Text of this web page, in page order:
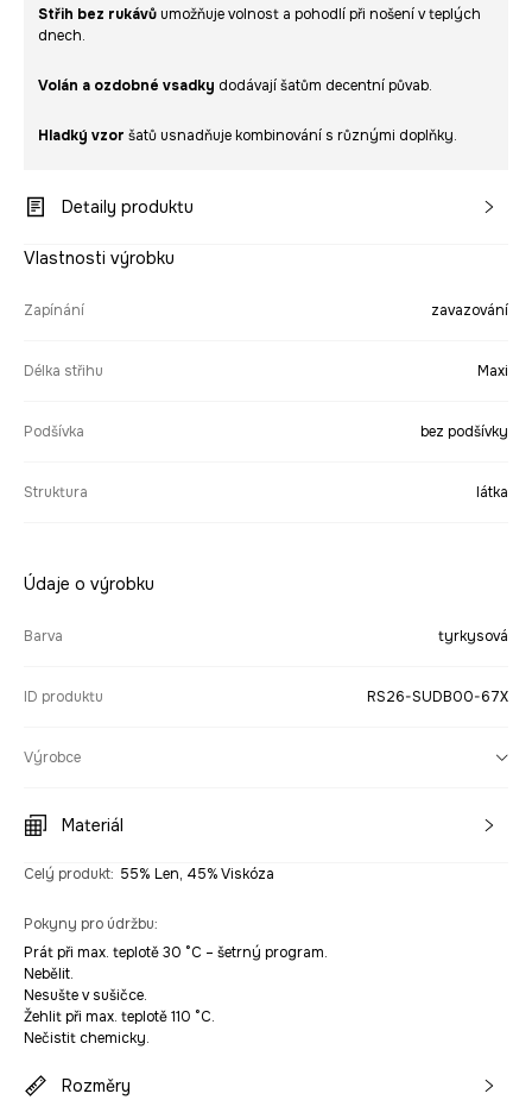
Střih bez rukávů umožňuje volnost a pohodlí při nošení v teplých
dnech.
Volán a ozdobné vsadky dodávají šatům decentní půvab.
Hladký vzor šatů usnadňuje kombinování s různými doplňky.
Detaily produktu
Vlastnosti výrobku
Zapínání zavazování
Délka střihu Maxi
Podšívka bez podšívky
Struktura látka
Údaje o výrobku
Barva tyrkysová
ID produktu RS26-SUDB00-67X
Výrobce
Materiál
Celý produkt: 55% Len, 45% Viskóza
Pokyny pro údržbu:
Prát při max. teplotě 30 °C – šetrný program.
Nebělit.
Nesušte v sušičce.
Žehlit při max. teplotě 110 °C.
Nečistit chemicky.
Rozměry